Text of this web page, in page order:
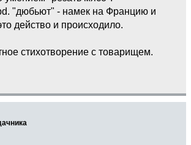
"дюбьют" - намек на Францию и
действо и происходило.
стихотворение с товарищем.